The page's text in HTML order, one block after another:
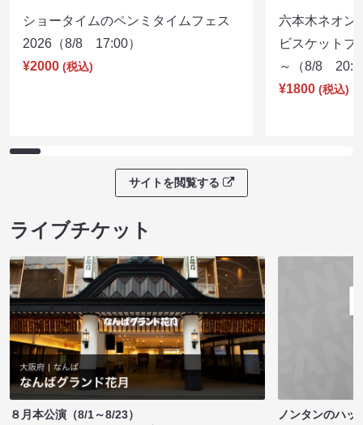
ショータイムのペンミタイムフェス
2026（8/8 17:00）
¥2000 (税込)
六本木ネオン
ビスケットブ
～（8/8
¥1800 (税込)
サイトを閲覧する
ライブチケット
８月本公演（8/1～8/23）
ノンタンのハッ